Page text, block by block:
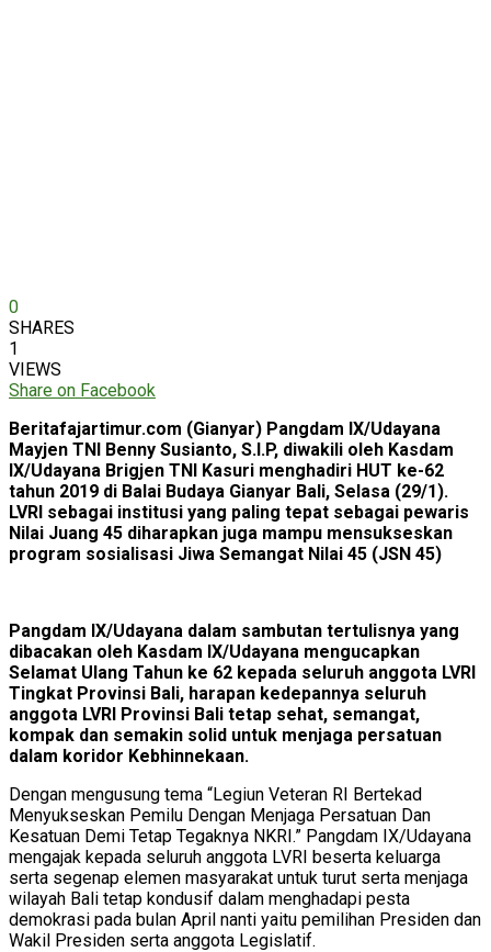
0
SHARES
1
VIEWS
Share on Facebook
Beritafajartimur.com (Gianyar) Pangdam IX/Udayana
Mayjen TNI Benny Susianto, S.I.P, diwakili oleh Kasdam
IX/Udayana Brigjen TNI Kasuri menghadiri HUT ke-62
tahun 2019 di Balai Budaya Gianyar Bali, Selasa (29/1).
LVRI sebagai institusi yang paling tepat sebagai pewaris
Nilai Juang 45 diharapkan juga mampu mensukseskan
program sosialisasi Jiwa Semangat Nilai 45 (JSN 45)
Pangdam IX/Udayana dalam sambutan tertulisnya yang
dibacakan oleh Kasdam IX/Udayana mengucapkan
Selamat Ulang Tahun ke 62 kepada seluruh anggota LVRI
Tingkat Provinsi Bali, harapan kedepannya seluruh
anggota LVRI Provinsi Bali tetap sehat, semangat,
kompak dan semakin solid untuk menjaga persatuan
dalam koridor Kebhinnekaan.
Dengan mengusung tema “Legiun Veteran RI Bertekad
Menyukseskan Pemilu Dengan Menjaga Persatuan Dan
Kesatuan Demi Tetap Tegaknya NKRI.” Pangdam IX/Udayana
mengajak kepada seluruh anggota LVRI beserta keluarga
serta segenap elemen masyarakat untuk turut serta menjaga
wilayah Bali tetap kondusif dalam menghadapi pesta
demokrasi pada bulan April nanti yaitu pemilihan Presiden dan
Wakil Presiden serta anggota Legislatif.